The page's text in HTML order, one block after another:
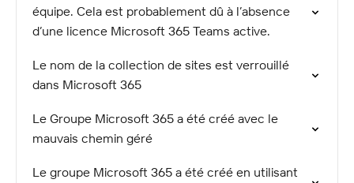
équipe. Cela est probablement dû à l’absence
d’une licence Microsoft 365 Teams active.
Le nom de la collection de sites est verrouillé
dans Microsoft 365
Le Groupe Microsoft 365 a été créé avec le
mauvais chemin géré
Le groupe Microsoft 365 a été créé en utilisant